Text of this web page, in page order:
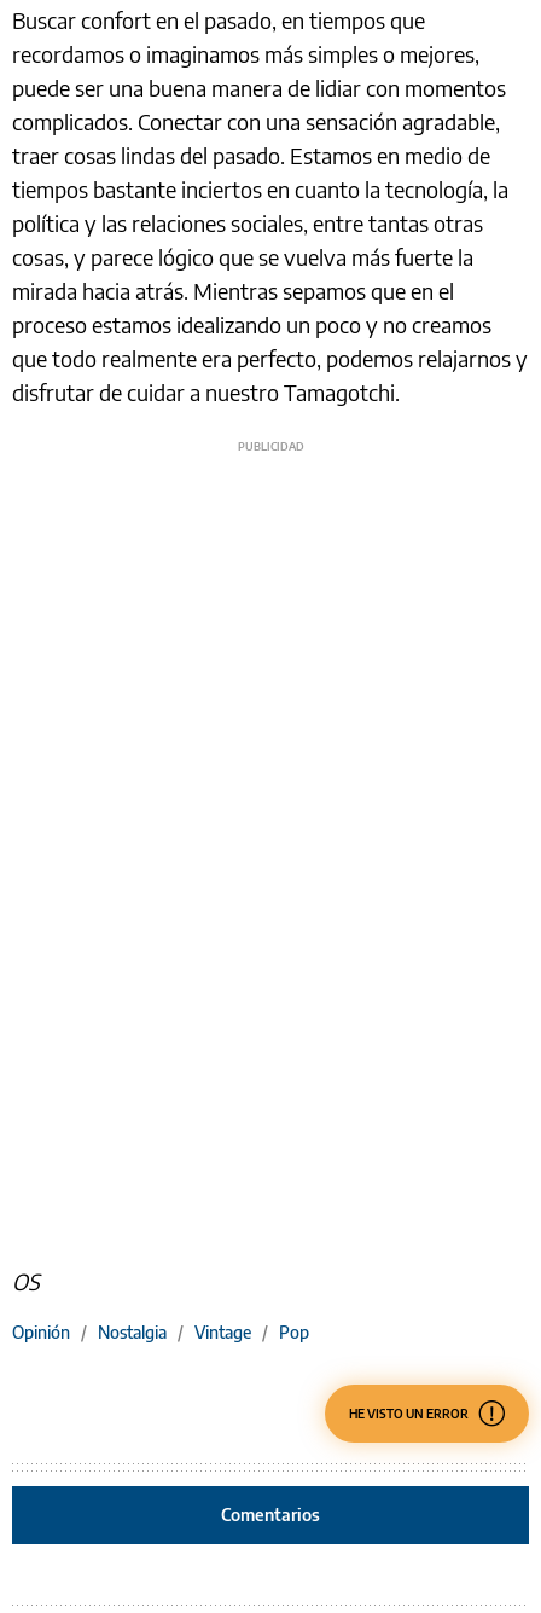
Buscar confort en el pasado, en tiempos que
recordamos o imaginamos más simples o mejores,
puede ser una buena manera de lidiar con momentos
complicados. Conectar con una sensación agradable,
traer cosas lindas del pasado. Estamos en medio de
tiempos bastante inciertos en cuanto la tecnología, la
política y las relaciones sociales, entre tantas otras
cosas, y parece lógico que se vuelva más fuerte la
mirada hacia atrás. Mientras sepamos que en el
proceso estamos idealizando un poco y no creamos
que todo realmente era perfecto, podemos relajarnos y
disfrutar de cuidar a nuestro Tamagotchi.
OS
Opinión / Nostalgia / Vintage / Pop
HE VISTO UN ERROR
Comentarios